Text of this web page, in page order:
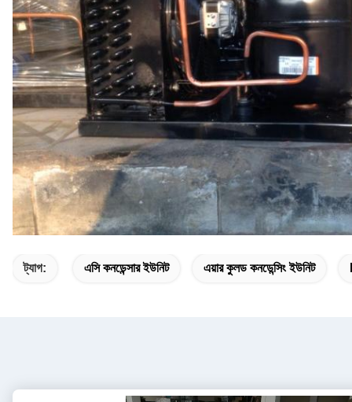
ট্যাগ: এসি কনডেন্সার ইউনিট এয়ার কুলড কনডেন্সিং ইউনিট